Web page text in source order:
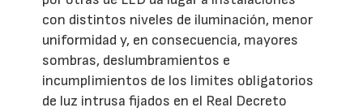
con distintos niveles de iluminación, menor
uniformidad y, en consecuencia, mayores
sombras, deslumbramientos e
incumplimientos de los limites obligatorios
de luz intrusa fijados en el Real Decreto